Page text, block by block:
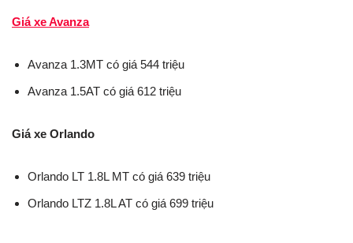
Giá xe Avanza
Avanza 1.3MT có giá 544 triệu
Avanza 1.5AT có giá 612 triệu
Giá xe Orlando
Orlando LT 1.8L MT có giá 639 triệu
Orlando LTZ 1.8L AT có giá 699 triệu